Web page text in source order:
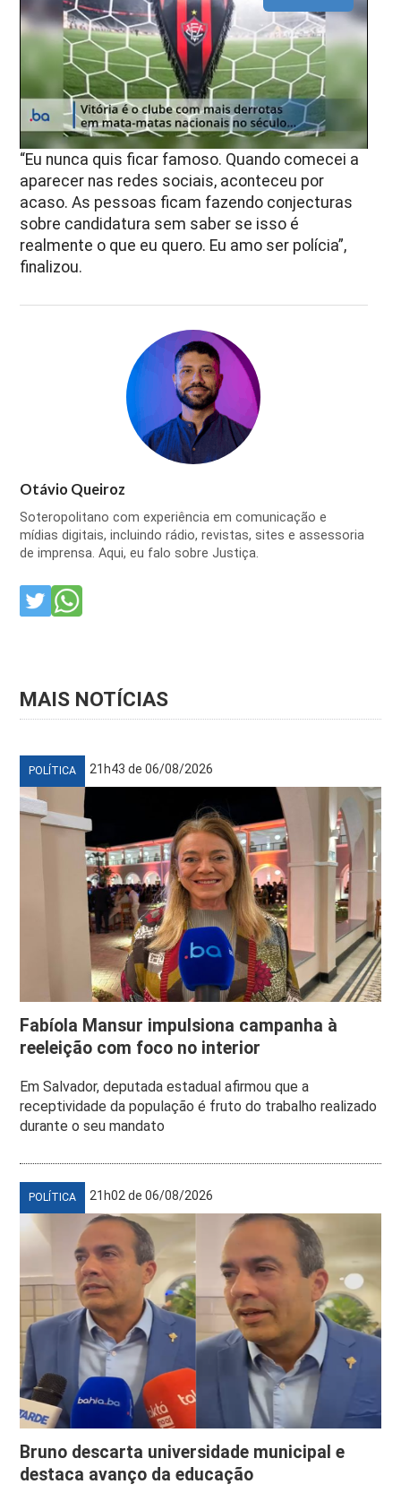
“Eu nunca quis ficar famoso. Quando comecei a
aparecer nas redes sociais, aconteceu por
acaso. As pessoas ficam fazendo conjecturas
sobre candidatura sem saber se isso é
realmente o que eu quero. Eu amo ser polícia”,
finalizou.
Otávio Queiroz
Soteropolitano com experiência em comunicação e
mídias digitais, incluindo rádio, revistas, sites e assessoria
de imprensa. Aqui, eu falo sobre Justiça.
MAIS NOTÍCIAS
POLÍTICA 21h43 de 06/08/2026
Fabíola Mansur impulsiona campanha à
reeleição com foco no interior
Em Salvador, deputada estadual afirmou que a
receptividade da população é fruto do trabalho realizado
durante o seu mandato
POLÍTICA 21h02 de 06/08/2026
Bruno descarta universidade municipal e
destaca avanço da educação